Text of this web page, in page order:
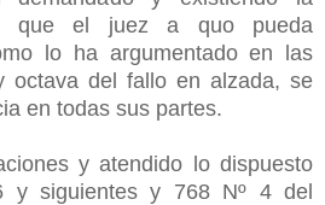
que el juez a quo pueda
lo ha argumentado en las
octava del fallo en alzada, se
en todas sus partes.
y atendido lo dispuesto
y siguientes y 768 Nº 4 del